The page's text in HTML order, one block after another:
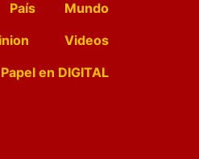
País
Mundo
Videos
en DIGITAL